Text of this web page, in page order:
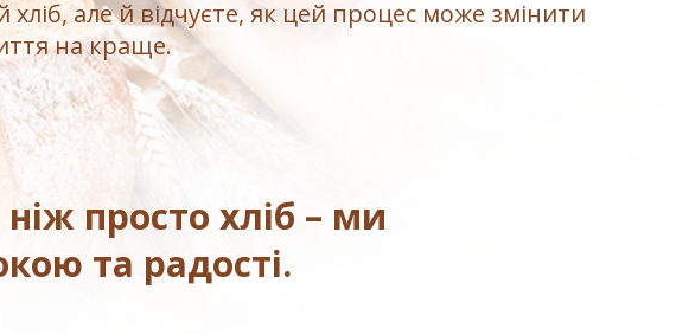
хліб, але й відчуєте, як цей процес може змінити
на краще.
просто хліб – ми
та радості.